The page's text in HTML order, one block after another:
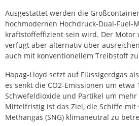
Ausgestattet werden die
hochmodernen Hochdruck-Dual-Fuel-
kraftstoffeffizient sein wird. Der Motor
verfügt aber alternativ über
auch mit konventionellem Treibstoff
Hapag-Lloyd setzt auf Flüssigerdgas
es senkt die CO2-Emissionen um etwa
Schwefeldioxide und Partikel um mehr
Mittelfristig ist das Ziel, die Schiffe mit
Methangas (SNG) klimaneutral zu